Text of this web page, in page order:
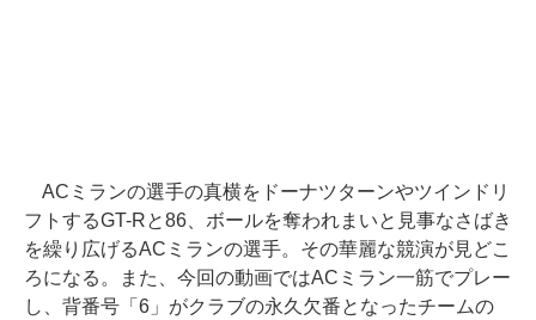
ACミランの選手の真横をドーナツターンやツインドリ
フトするGT-Rと86、ボールを奪われまいと見事なさばき
を繰り広げるACミランの選手。その華麗な競演が見どこ
ろになる。また、今回の動画ではACミラン一筋でプレー
し、背番号「6」がクラブの永久欠番となったチームの